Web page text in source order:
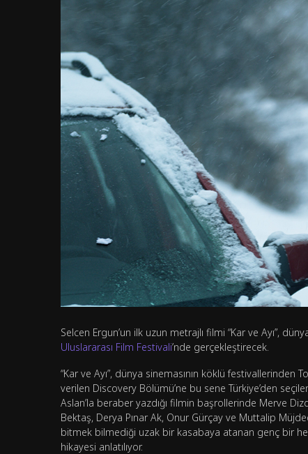
Selcen Ergun’un ilk uzun metrajlı filmi “Kar ve Ayı”,
Uluslararası Film Festivali’nde gerçekleştirecek.
“Kar ve Ayı”, dünya sinemasının köklü
verilen Discovery Bölümü’ne bu sene Türkiye’den
Aslan’la beraber yazdığı filmin başrollerinde Merve
Bektaş, Derya Pınar Ak, Onur Gürçay ve Muttalip
bitmek bilmediği uzak bir kasabaya atanan genç bir
hikayesi anlatılıyor.